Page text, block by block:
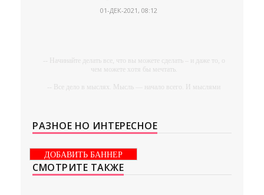
01-ДЕК-2021, 08:12
-- Начинайте делать все, что вы можете сделать – и даже то, о
чем можете хотя бы мечтать.
-- Все дело в мыслях. Мысль — начало всего. И мыслями
-- Идите уверенно по направлению к мечте. Живите той
жизнью, которую вы сами себе придумали.
-- Самое большое богатство — это ум. Самая большая нищета
— глупость. Из всех страхов самый пугающий —
самолюбование.
РАЗНОЕ НО ИНТЕРЕСНОЕ
ДОБАВИТЬ БАННЕР
СМОТРИТЕ ТАКЖЕ